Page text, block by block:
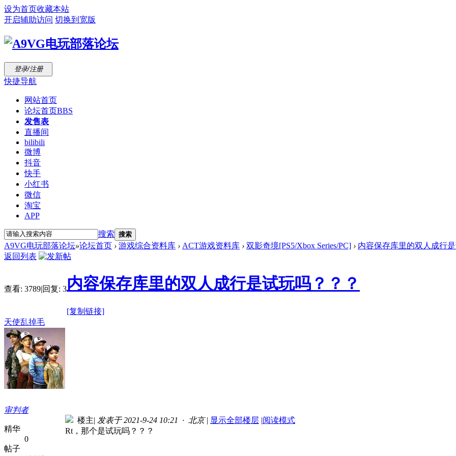
设为首页收藏本站
开启辅助访问 切换到宽版
登录/注册
快捷导航
网站首页
论坛首页BBS
发售表
直播间
bilibili
微博
抖音
快手
小红书
微信
淘宝
APP
搜索 搜索
A9VG电玩部落论坛»论坛首页 › 游戏综合资料库 › ACT游戏资料库 › 双影奇境[PS5/Xbox Series/PC] › 内容保存库里的双人成行
返回列表
查看: 3789|回复: 3内容保存库里的双人成行是试玩吗？？？
[复制链接]
天使乱掉毛
审判者
精华
0
帖子
楼主| 发表于 2021-9-24 10:21 · 北京 | 显示全部楼层 |阅读模式
Rt，那个是试玩吗？？？